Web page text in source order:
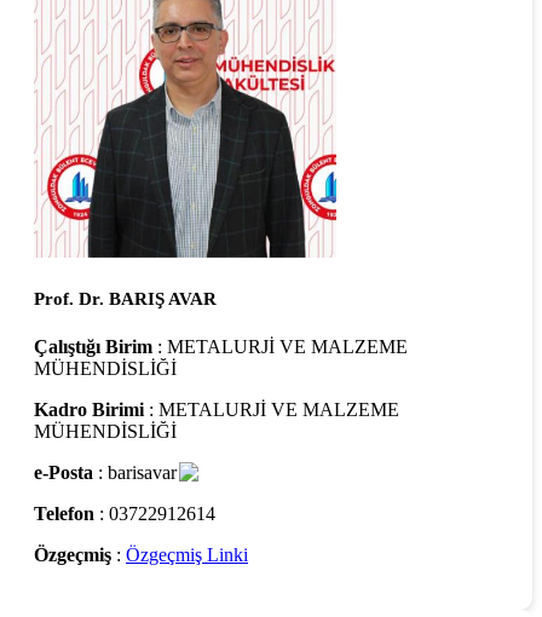
Prof. Dr. BARIŞ AVAR
Çalıştığı Birim : METALURJİ VE MALZEME
MÜHENDİSLİĞİ
Kadro Birimi : METALURJİ VE MALZEME
MÜHENDİSLİĞİ
e-Posta : barisavar
Telefon : 03722912614
Özgeçmiş : Özgeçmiş Linki